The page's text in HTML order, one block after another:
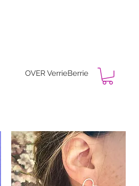
OVER VerrieBerrie